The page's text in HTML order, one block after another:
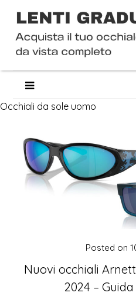
content
Occhiali da sole uomo
Nuovi occhiali
2024 –
Posted on